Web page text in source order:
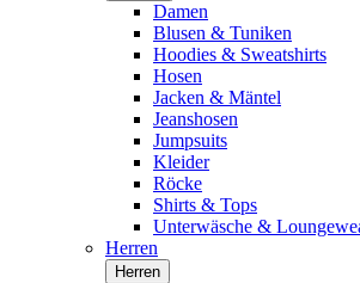
Damen
Blusen & Tuniken
Hoodies & Sweatshirts
Hosen
Jacken & Mäntel
Jeanshosen
Jumpsuits
Kleider
Röcke
Shirts & Tops
Unterwäsche &
Herren
Herren